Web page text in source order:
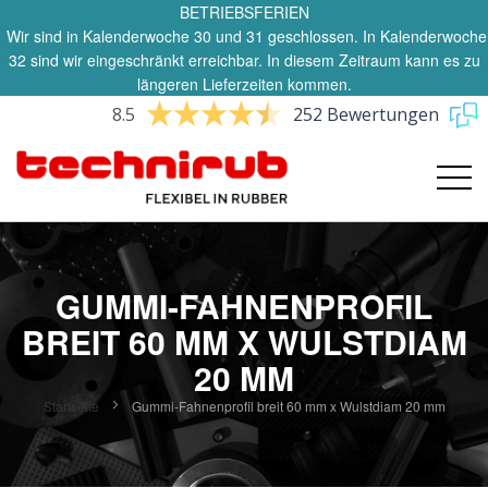
BETRIEBSFERIEN
Wir sind in Kalenderwoche 30 und 31 geschlossen. In Kalenderwoche
32 sind wir eingeschränkt erreichbar. In diesem Zeitraum kann es zu
längeren Lieferzeiten kommen.
8.5 252 Bewertungen
GUMMI-FAHNENPROFIL
BREIT 60 MM X WULSTDIAM
20 MM
Startseite Gummi-Fahnenprofil breit 60 mm x Wulstdiam 20 mm